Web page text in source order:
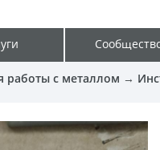
работы с металлом →